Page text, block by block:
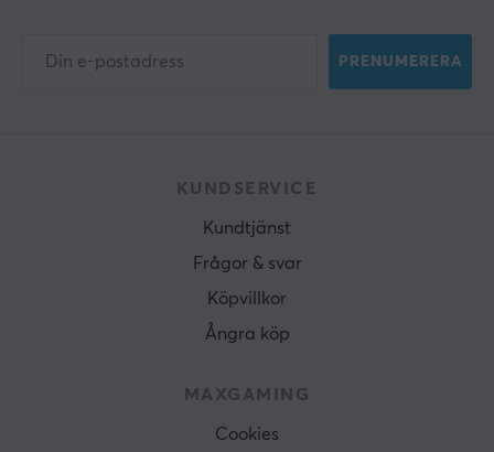
PRENUMERERA
KUNDSERVICE
Kundtjänst
Frågor & svar
Köpvillkor
Ångra köp
MAXGAMING
Cookies